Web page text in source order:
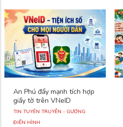
An Phú đẩy mạnh tích hợp
giấy tờ trên VNeID
TIN TUYÊN TRUYỀN - GƯƠNG
ĐIỂN HÌNH